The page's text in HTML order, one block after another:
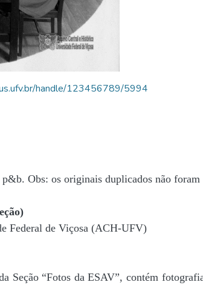
handle/123456789/5994
Obs: os originais duplicados não foram
Federal de Viçosa (ACH-UFV)
Seção “Fotos da ESAV”, contém